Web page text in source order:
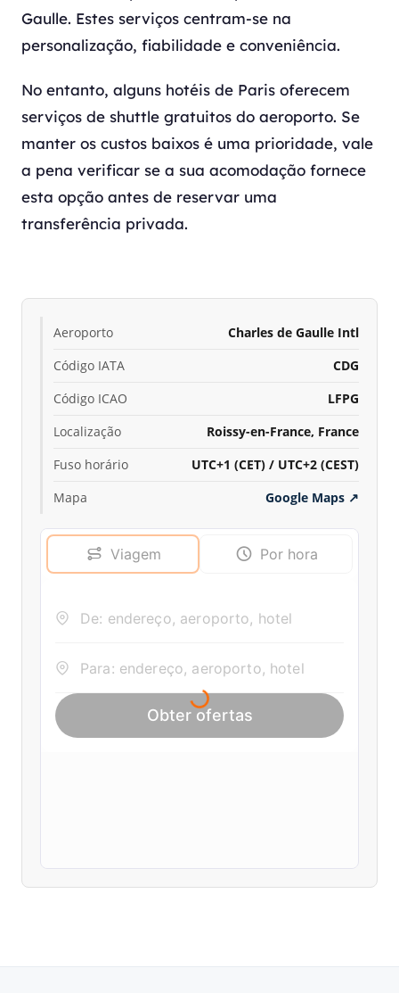
Gaulle. Estes serviços centram-se na
personalização, fiabilidade e conveniência.
No entanto, alguns hotéis de Paris oferecem
serviços de shuttle gratuitos do aeroporto. Se
manter os custos baixos é uma prioridade, vale
a pena verificar se a sua acomodação fornece
esta opção antes de reservar uma
transferência privada.
Aeroporto
Charles de Gaulle Intl
Código IATA
CDG
Código ICAO
LFPG
Localização
Roissy-en-France, France
Fuso horário
UTC+1 (CET) / UTC+2 (CEST)
Mapa
Google Maps ↗